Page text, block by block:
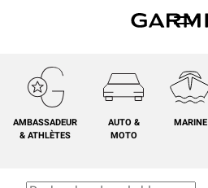
AMBASSADEUR
& ATHLÈTES
AUTO &
MOTO
MARINE